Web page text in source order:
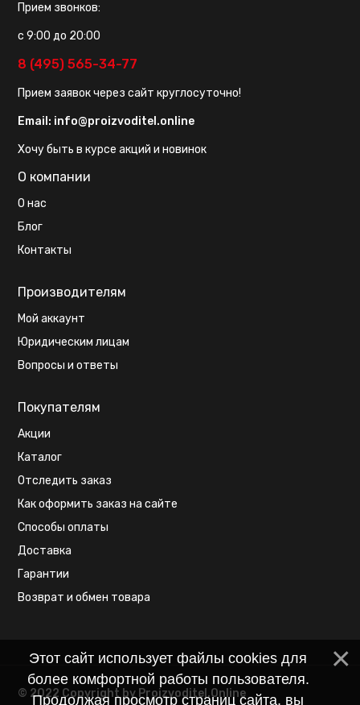
Прием звонков:
с 9:00 до 20:00
8 (495) 565-34-77
Прием заявок через сайт круглосуточно!
Email: info@proizvoditel.online
Хочу быть в курсе акций и новинок
О компании
О нас
Блог
Контакты
Производителям
Мой аккаунт
Юридическим лицам
Вопросы и ответы
Покупателям
Акции
Каталог
Отследить заказ
Как оформить заказ на сайте
Способы оплаты
Доставка
Гарантии
Возврат и обмен товара
© 2022 Copyright by Proizvoditel.Online
Этот сайт использует файлы cookies для
более комфортной работы пользователя.
Продолжая просмотр страниц сайта, вы